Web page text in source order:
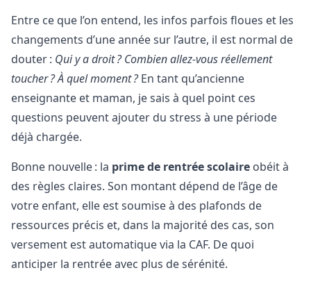
Entre ce que l’on entend, les infos parfois floues et les
changements d’une année sur l’autre, il est normal de
douter : Qui y a droit ? Combien allez-vous réellement
toucher ? À quel moment ?En tant qu’ancienne
enseignante et maman, je sais à quel point ces
questions peuvent ajouter du stress à une période
déjà chargée.
Bonne nouvelle : la prime de rentrée scolaire obéit à
des règles claires. Son montant dépend de l’âge de
votre enfant, elle est soumise à des plafonds de
ressources précis et, dans la majorité des cas, son
versement est automatique via la CAF. De quoi
anticiper la rentrée avec plus de sérénité.